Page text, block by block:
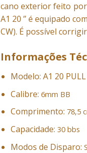
cano exterior feito por
A1 20 ” é equipado
CW). É possível
Informações
Modelo: A1 20
Calibre:6mm BB
Comprimento: 78,5
Capacidade:30 bbs
Modos de Disparo: